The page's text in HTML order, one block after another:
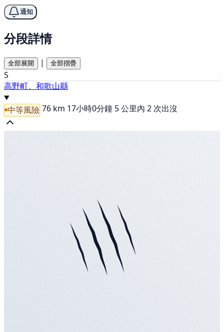
通知
分段詳情
全部展開 | 全部摺疊
S
高野町、和歌山縣
中等風險 76 km 17小時0分鐘 5 公里內 2 次出沒